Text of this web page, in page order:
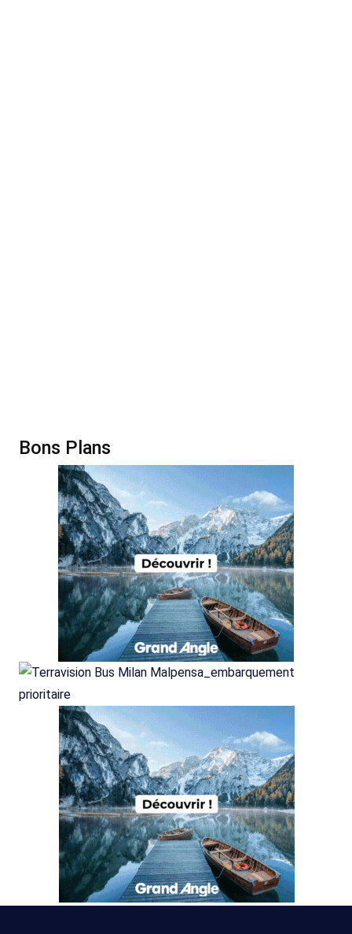
Bons Plans